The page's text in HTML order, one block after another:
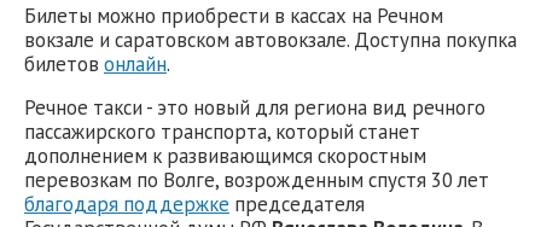
Билеты можно приобрести в кассах на Речном
вокзале и саратовском автовокзале. Доступна покупка
билетов онлайн.
Речное такси - это новый для региона вид речного
пассажирского транспорта, который станет
дополнением к развивающимся скоростным
перевозкам по Волге, возрожденным спустя 30 лет
благодаря поддержке председателя